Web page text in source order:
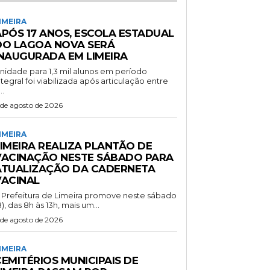
17 ANOS, ESCOLA ESTADUAL
LAGOA NOVA SERÁ
EM LIMEIRA
para 1,3 mil alunos em período
foi viabilizada após articulação entre
agosto de 2026
REALIZA PLANTÃO DE
NESTE SÁBADO PARA
DA CADERNETA
Prefeitura de Limeira promove neste sábado
das 8h às 13h, mais um...
agosto de 2026
MUNICIPAIS DE